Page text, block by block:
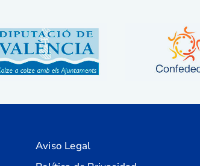
Aviso Legal